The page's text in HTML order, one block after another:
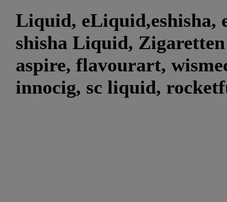
Liquid, eLiquid,eshisha,
shisha Liquid,
aspire, flavourart,
innocig, sc liquid,